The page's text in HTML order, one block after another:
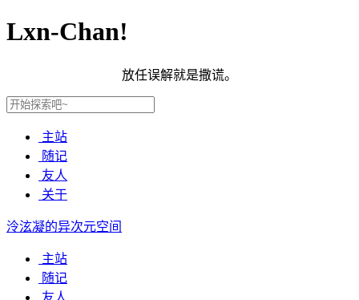
Lxn-Chan!
放任误解就是撒谎。
主站
随记
友人
关于
泠泫凝的异次元空间
主站
随记
友人